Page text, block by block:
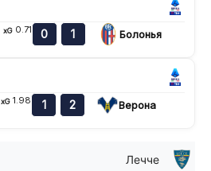
xG 0.71 0 1 Болонья
xG 1.98 1 2 Верона
Лечче